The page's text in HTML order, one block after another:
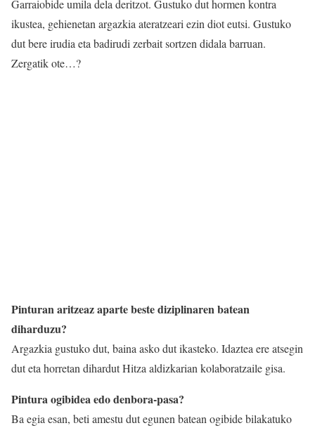
Garraiobide umila dela deritzot. Gustuko dut hormen kontra
ikustea, gehienetan argazkia ateratzeari ezin diot eutsi. Gustuko
dut bere irudia eta badirudi zerbait sortzen didala barruan.
Zergatik ote…?
Pinturan aritzeaz aparte beste diziplinaren batean
diharduzu?
Argazkia gustuko dut, baina asko dut ikasteko. Idaztea ere atsegin
dut eta horretan dihardut Hitza aldizkarian kolaboratzaile gisa.
Pintura ogibidea edo denbora-pasa?
Ba egia esan, beti amestu dut egunen batean ogibide bilakatuko